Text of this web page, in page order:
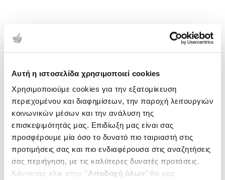
Αυτή η ιστοσελίδα χρησιμοποιεί cookies
Χρησιμοποιούμε cookies για την εξατομίκευση
περιεχομένου και διαφημίσεων, την παροχή λειτουργιών
κοινωνικών μέσων και την ανάλυση της
επισκεψιμότητάς μας. Επιδίωξη μας είναι σας
προσφέρουμε μία όσο το δυνατό πιο ταιριαστή στις
προτιμήσεις σας και πιο ενδιαφέρουσα στις αναζητήσεις
σας περιήγηση, με τις καλύτερες δυνατές προτάσεις.
Κάνοντας κλικ στην ‘’Αποδοχή όλων’’ θα μας